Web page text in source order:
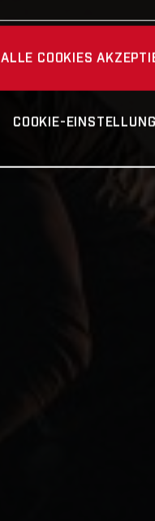
ALLE COOKIES
COOKIE-